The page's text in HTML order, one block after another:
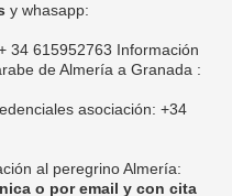
y whasapp:
34 615952763 Información
de Almería a Granada :
asociación: +34
al peregrino Almería:
o por email y con cita